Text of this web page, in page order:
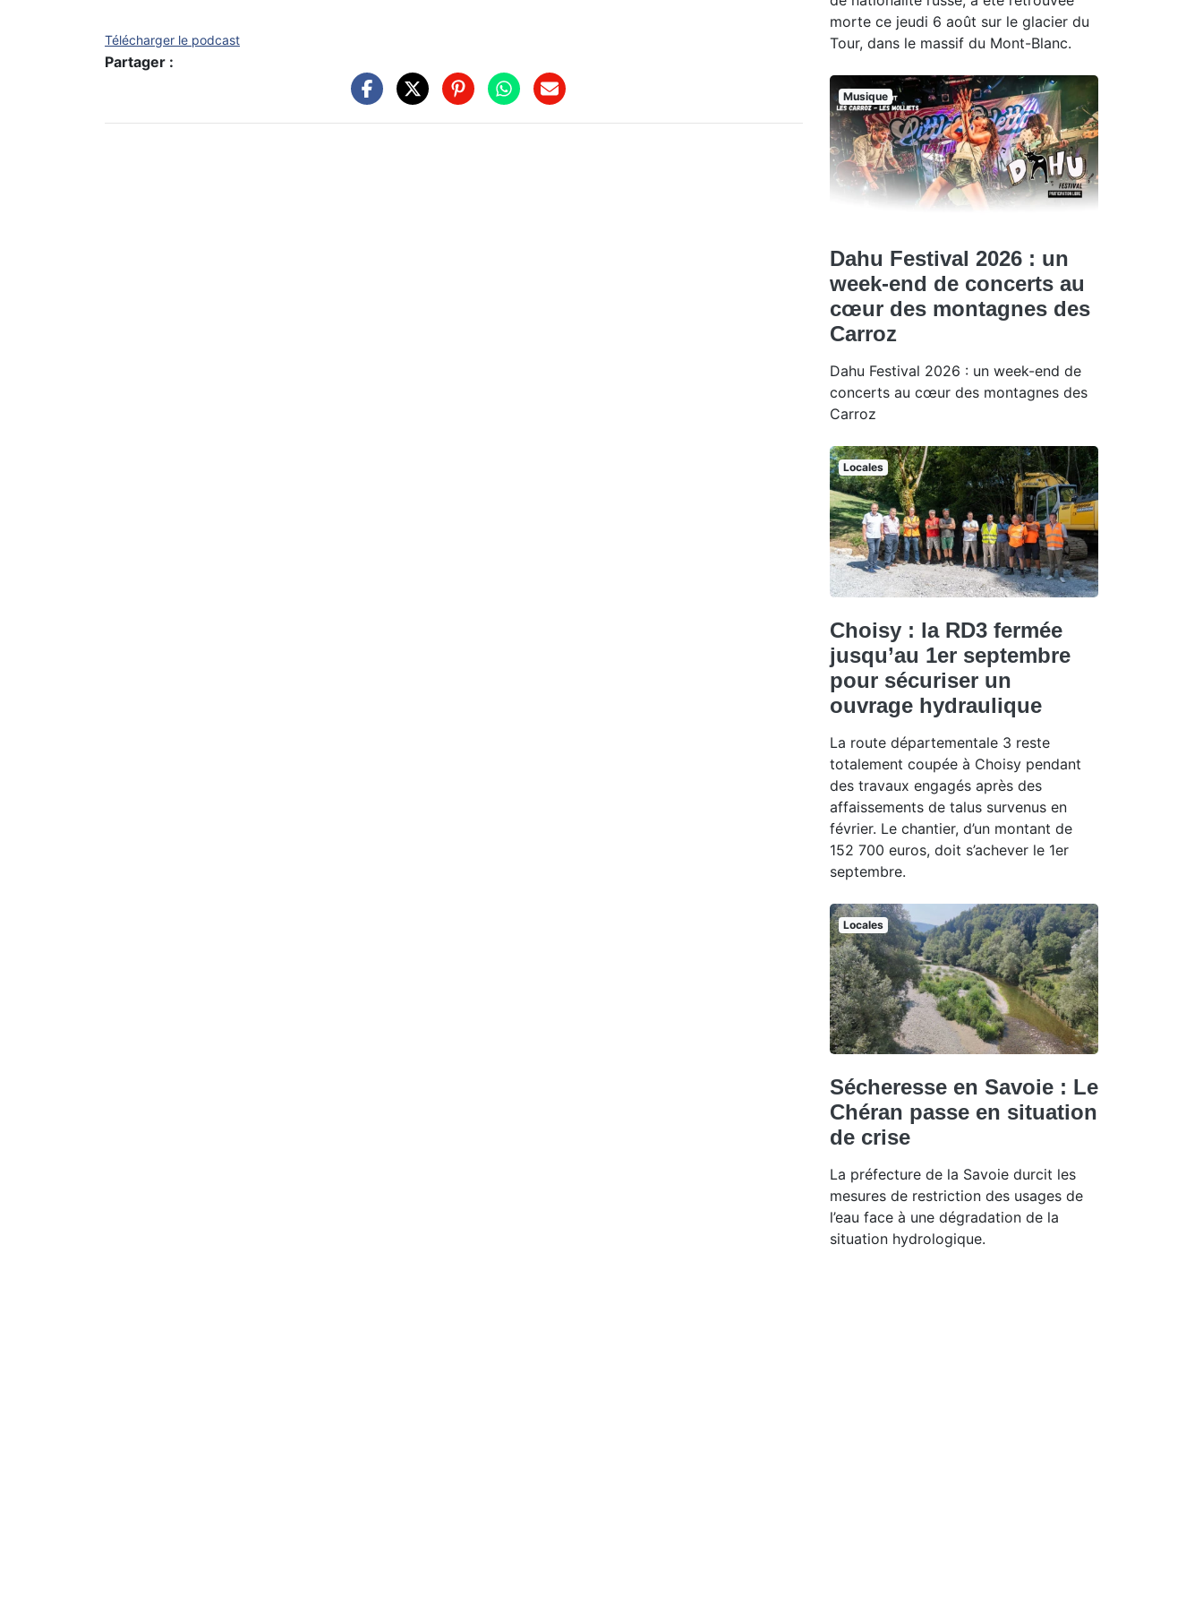
Télécharger le podcast
Partager :
morte ce jeudi 6 août sur le glacier du
Tour, dans le massif du Mont-Blanc.
Musique
Dahu Festival 2026 : un
week-end de concerts au
cœur des montagnes des
Carroz
Dahu Festival 2026 : un week-end de
concerts au cœur des montagnes des
Carroz
Locales
Choisy : la RD3 fermée
jusqu’au 1er septembre
pour sécuriser un
ouvrage hydraulique
La route départementale 3 reste
totalement coupée à Choisy pendant
des travaux engagés après des
affaissements de talus survenus en
février. Le chantier, d’un montant de
152 700 euros, doit s’achever le 1er
septembre.
Locales
Sécheresse en Savoie : Le
Chéran passe en situation
de crise
La préfecture de la Savoie durcit les
mesures de restriction des usages de
l’eau face à une dégradation de la
situation hydrologique.